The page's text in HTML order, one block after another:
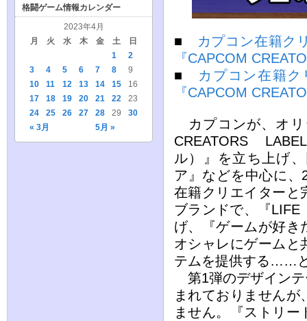
■
カプコン在籍ク
『CAPCOM
■ カプコン在籍
『CAPCOM
カプコンが、オ
CREATORS
ル）』を立ち上げ
ア』などを中心に
在籍クリエイターと
ブランドで、『
げ、『ゲームが好き
オシャレにゲームと
テムを提供する……
第1弾のデザインテ
まれておりません
ません。『ストリ
格闘ゲーム情報カレンダー
2023年4月
月
火 水 木 金 土 日
« 3月 5月 »
1
2
3
4 5 6 7 8
9
10
11 12 13 14 15
16
17
18 19 20 21 22
23
24
25 26 27 28 29 30